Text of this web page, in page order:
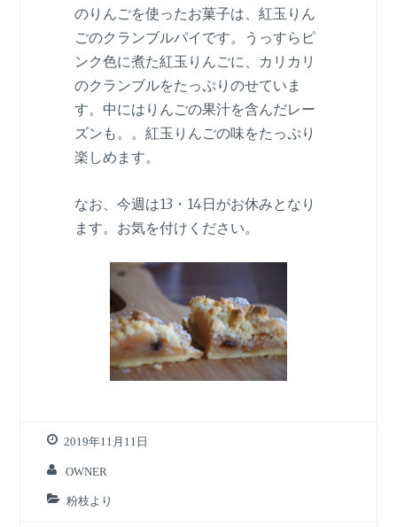
のりんごを使ったお菓子は、紅玉りん
ごのクランブルパイです。うっすらピ
ンク色に煮た紅玉りんごに、カリカリ
のクランブルをたっぷりのせていま
す。中にはりんごの果汁を含んだレー
ズンも。。紅玉りんごの味をたっぷり
楽しめます。
なお、今週は13・14日がお休みとなり
ます。お気を付けください。
2019年11月11日
OWNER
粉枝より